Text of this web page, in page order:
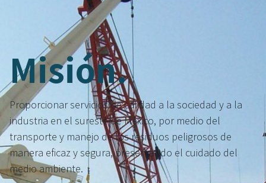
Misión.
Proporcionar servicios de calidad a la sociedad y a la
industria en el sureste de México, por medio del
transporte y manejo de los residuos peligrosos de
manera eficaz y segura, preservando el cuidado del
medio ambiente.